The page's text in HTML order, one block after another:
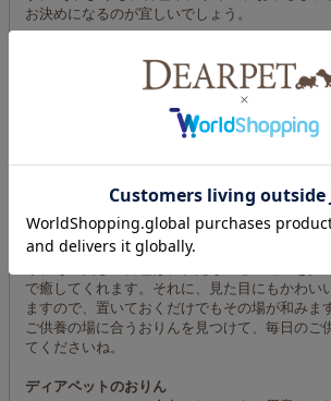
お決めになるのが宜しいでしょう。
そもそも、ペット供養におりんは必要なの？と
るかもしれませんが、 ディアペットでは、おり
めにはとても大切なものだと考えています。
おりんの音色は、仏教の言葉でいうと「極楽浄
の際に鳴らすものであり、極楽浄土に向かって
す」「これで終わりますよ」などの合図を送る
されています。 なかなか読経まですることはな
が、手を合わせて祈る際におりんを鳴らすこと
私たちの気持ちをお空まで届ける手助けをして
で癒してくれます。それに、見た目にもかわい
ますので、置いておくだけでもその場が和みま
ご供養の場に合うおりんを見つけて、毎日のご
てくださいね。
ディアペットのおりん